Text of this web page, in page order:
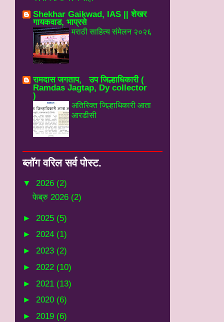
Shekhar Gaikwad, IAS || शेखर
गायकवाड, भाप्रसे
मराठी साहित्य संमेलन २०२६
रामदास जगताप, उप जिल्हाधिकारी (
Ramdas Jagtap, Dy collector
)
अतिरिक्त जिल्हाधिकारी आता
आरडीसी
ब्‍लॉग वरिल सर्व पोस्‍ट.
▼ 2026 (2)
फेब्रु 2026 (2)
► 2025 (5)
► 2024 (1)
► 2023 (2)
► 2022 (10)
► 2021 (13)
► 2020 (6)
► 2019 (6)